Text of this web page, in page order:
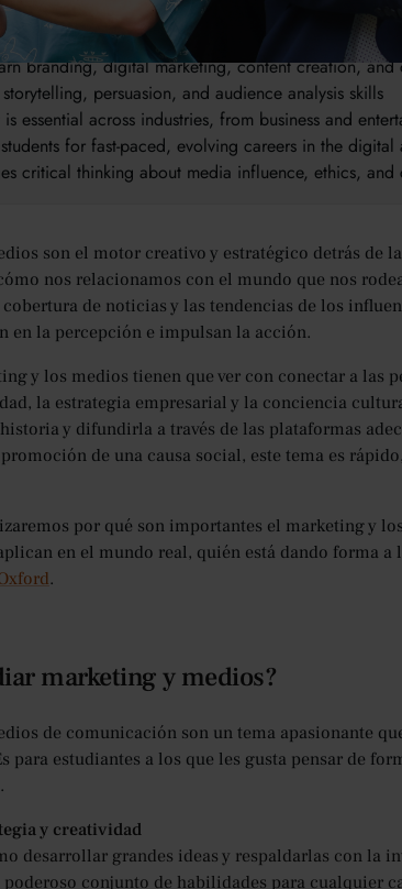
Media focuses on how ideas, brands, and
creativity with strategy, using data to shape effective
branding, digital marketing, content creation,
persuasion, and audience analysis skills
is essential across industries, from business and
for fast-paced, evolving careers in the
critical thinking about media influence, ethics,
son el motor creativo y estratégico detrás de
nos relacionamos con el mundo que nos
de noticias y las tendencias de los
en la percepción e impulsan la acción.
y los medios tienen que ver con conectar a las
la estrategia empresarial y la conciencia
y difundirla a través de las plataformas
de una causa social, este tema es
por qué son importantes el marketing y
en el mundo real, quién está dando forma
.
marketing y medios?
de comunicación son un tema apasionante
para estudiantes a los que les gusta pensar de
y creatividad
desarrollar grandes ideas y respaldarlas con la
poderoso conjunto de habilidades para cualquier